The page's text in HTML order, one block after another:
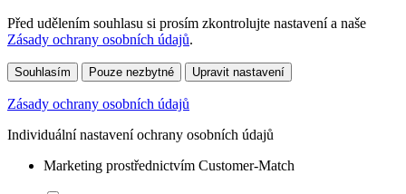
Před udělením souhlasu si prosím zkontrolujte nastavení a naše
Zásady ochrany osobních údajů.
Souhlasím Pouze nezbytné Upravit nastavení
Zásady ochrany osobních údajů
Individuální nastavení ochrany osobních údajů
Marketing prostřednictvím Customer-Match